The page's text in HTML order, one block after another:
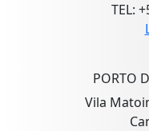
TEL:
PORTO
Vila